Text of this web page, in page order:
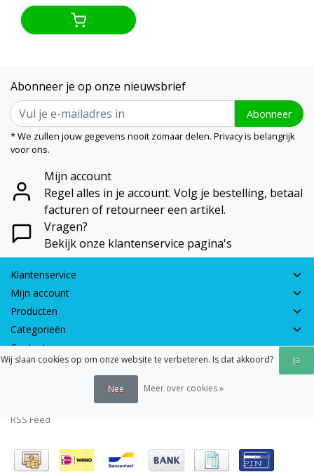
Abonneer je op onze nieuwsbrief
Abonneer
* We zullen jouw gegevens nooit zomaar delen. Privacy is belangrijk
voor ons.
Mijn account
Regel alles in je account. Volg je bestelling, betaal
facturen of retourneer een artikel.
Vragen?
Bekijk onze klantenservice pagina's
Klantenservice
Mijn account
Producten
Categorieën
Contactgegevens
© 2026 - Earth Games | Realisatie:webshop-service.nl
Algemene voorwaarden|Disclaimer
RSS Feed
Wij slaan cookies op om onze website te verbeteren. Is dat akkoord? Ja
Nee Meer over cookies »